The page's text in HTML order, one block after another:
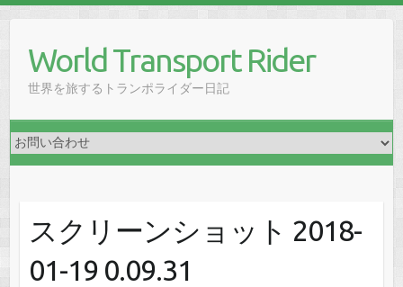
contentWorld Transport Rider
世界を旅するトランポライダー日記
スクリーンショット 2018-
01-19 0.09.31